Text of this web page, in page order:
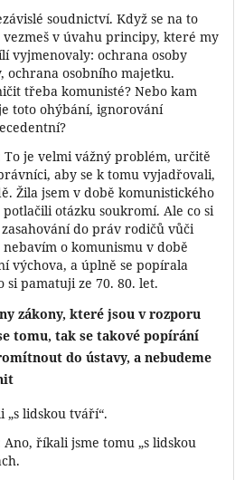
soudnictví. Když se na to
v úvahu principy, které my
vyjmenovaly: ochrana osoby
ochrana osobního majetku.
třeba komunisté? Nebo kam
toto ohýbání, ignorování
To je velmi vážný problém, určitě
aby se k tomu vyjadřovali,
Žila jsem v době komunistického
otázku soukromí. Ale co si
do práv rodičů vůči
o komunismu v době
výchova, a úplně se popírala
pamatuji ze 70. 80. let.
zákony, které jsou v rozporu
tomu, tak se takové popírání
do ústavy, a nebudeme
„s lidskou tváří“.
Ano, říkali jsme tomu „s lidskou